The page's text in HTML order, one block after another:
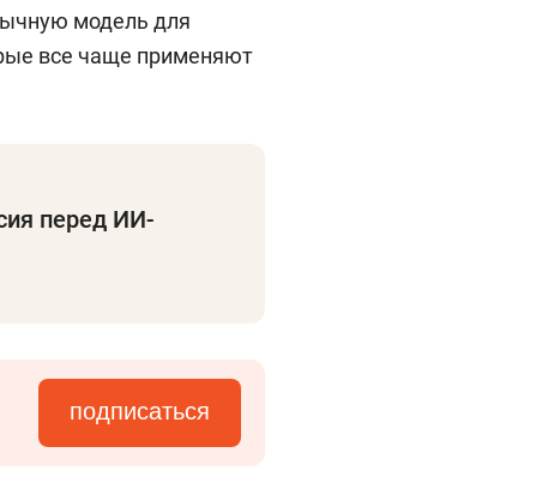
модель для
все чаще применяют
перед ИИ-
подписаться